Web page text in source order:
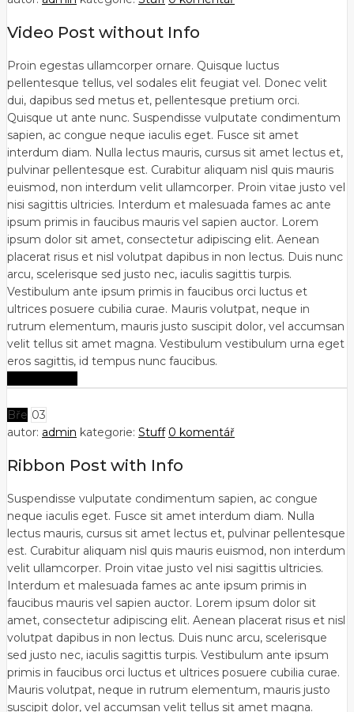
Video Post without Info
Proin egestas ullamcorper ornare. Quisque luctus
pellentesque tellus, vel sodales elit feugiat vel. Donec velit
dui, dapibus sed metus et, pellentesque pretium orci.
Quisque ut ante nunc. Suspendisse vulputate condimentum
sapien, ac congue neque iaculis eget. Fusce sit amet
interdum diam. Nulla lectus mauris, cursus sit amet lectus et,
pulvinar pellentesque est. Curabitur aliquam nisl quis mauris
euismod, non interdum velit ullamcorper. Proin vitae justo vel
nisi sagittis ultricies. Interdum et malesuada fames ac ante
ipsum primis in faucibus mauris vel sapien auctor. Lorem
ipsum dolor sit amet, consectetur adipiscing elit. Aenean
placerat risus et nisl volutpat dapibus in non lectus. Duis nunc
arcu, scelerisque sed justo nec, iaculis sagittis turpis.
Vestibulum ante ipsum primis in faucibus orci luctus et
ultrices posuere cubilia curae. Mauris volutpat, neque in
rutrum elementum, mauris justo suscipit dolor, vel accumsan
velit tellus sit amet magna. Vestibulum vestibulum urna eget
eros sagittis, id tempus nunc faucibus.
Bře 03
autor: admin kategorie: Stuff 0 komentář
Ribbon Post with Info
Suspendisse vulputate condimentum sapien, ac congue
neque iaculis eget. Fusce sit amet interdum diam. Nulla
lectus mauris, cursus sit amet lectus et, pulvinar pellentesque
est. Curabitur aliquam nisl quis mauris euismod, non interdum
velit ullamcorper. Proin vitae justo vel nisi sagittis ultricies.
Interdum et malesuada fames ac ante ipsum primis in
faucibus mauris vel sapien auctor. Lorem ipsum dolor sit
amet, consectetur adipiscing elit. Aenean placerat risus et nisl
volutpat dapibus in non lectus. Duis nunc arcu, scelerisque
sed justo nec, iaculis sagittis turpis. Vestibulum ante ipsum
primis in faucibus orci luctus et ultrices posuere cubilia curae.
Mauris volutpat, neque in rutrum elementum, mauris justo
suscipit dolor, vel accumsan velit tellus sit amet magna.